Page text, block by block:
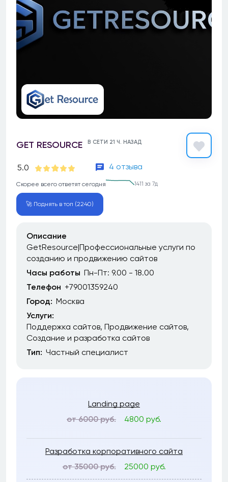
GET RESOURCE В СЕТИ 21 Ч. НАЗАД
5.0 4 отзыва
Скорее всего ответят сегодня 1411 за 7д
🚀 Поднять в топ (2240)
Описание
GetResource|Профессиональные услуги по
созданию и продвижению сайтов
Часы работы Пн-Пт: 9.00 - 18.00
Телефон +79001359240
Город: Москва
Услуги:
Поддержка сайтов Продвижение сайтов
Создание и разработка сайтов
Тип: Частный специалист
Landing page
от 6000 руб.
4800 руб.
Разработка корпоративного сайта
от 35000 руб.
25000 руб.